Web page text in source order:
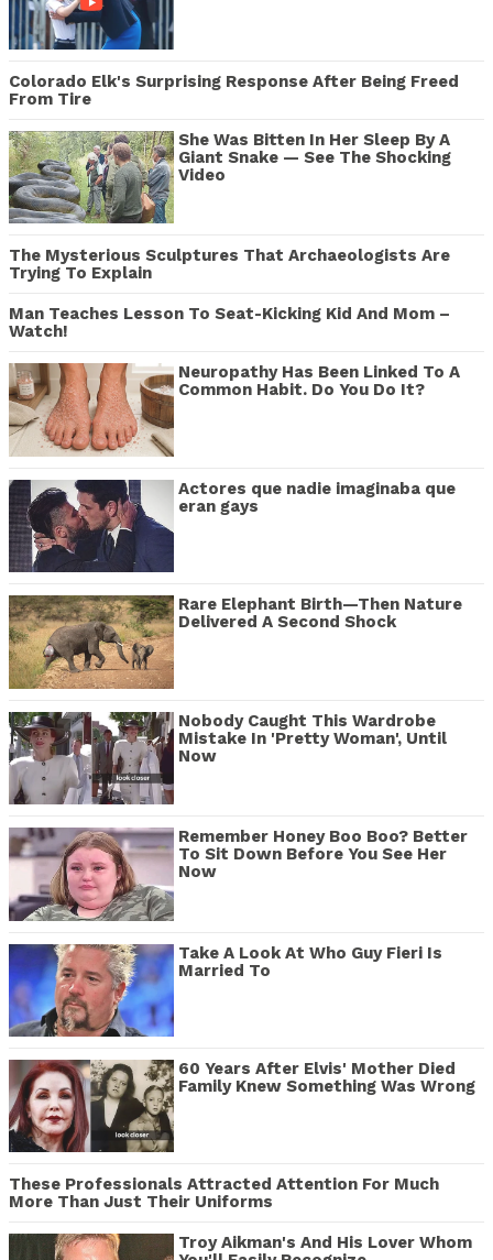
Colorado Elk's Surprising Response After Being Freed
From Tire
She Was Bitten In Her Sleep By A
Giant Snake — See The Shocking
Video
The Mysterious Sculptures That Archaeologists Are
Trying To Explain
Man Teaches Lesson To Seat-Kicking Kid And Mom –
Watch!
Neuropathy Has Been Linked To A
Common Habit. Do You Do It?
Actores que nadie imaginaba que
eran gays
Rare Elephant Birth—Then Nature
Delivered A Second Shock
Nobody Caught This Wardrobe
Mistake In 'Pretty Woman', Until
Now
Remember Honey Boo Boo? Better
To Sit Down Before You See Her
Now
Take A Look At Who Guy Fieri Is
Married To
60 Years After Elvis' Mother Died
Family Knew Something Was Wrong
These Professionals Attracted Attention For Much
More Than Just Their Uniforms
Troy Aikman's And His Lover Whom